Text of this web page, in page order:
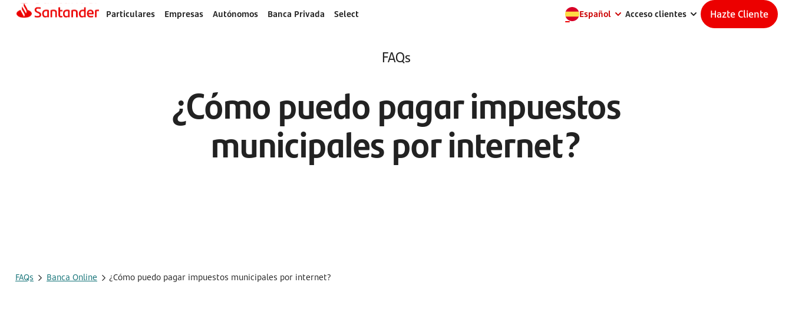
Particulares Empresas Autónomos Banca Privada Select Español Acceso clientes Hazte Cliente
FAQs
¿Cómo puedo pagar impuestos
municipales por internet?
FAQs Banca Online ¿Cómo puedo pagar impuestos municipales por internet?